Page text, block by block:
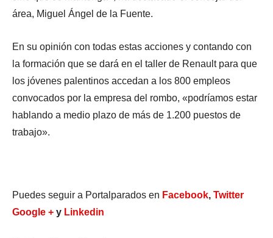
área, Miguel Ángel de la Fuente.
En su opinión con todas estas acciones y contando con
la formación que se dará en el taller de Renault para que
los jóvenes palentinos accedan a los 800 empleos
convocados por la empresa del rombo, «podríamos estar
hablando a medio plazo de más de 1.200 puestos de
trabajo».
Puedes seguir a Portalparados en Facebook, Twitter
Google + y Linkedin